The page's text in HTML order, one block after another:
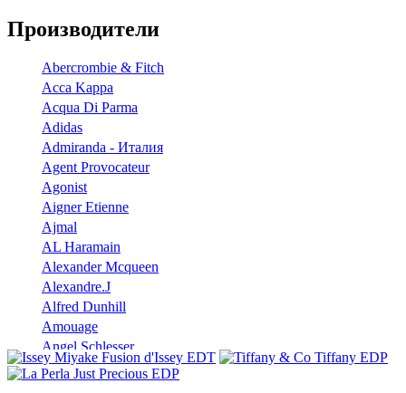
Производители
Abercrombie & Fitch
Acca Kappa
Acqua Di Parma
Adidas
Admiranda - Италия
Agent Provocateur
Agonist
Aigner Etienne
Ajmal
AL Haramain
Alexander Mcqueen
Alexandre.J
Alfred Dunhill
Amouage
Angel Schlesser
Anna Sui